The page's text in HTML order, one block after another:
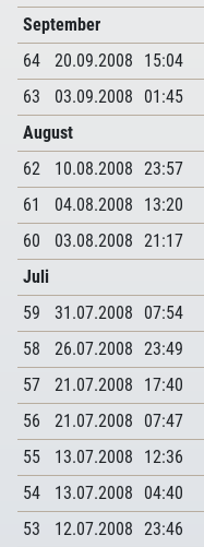
September
64
20.09.2008 15:04
63
03.09.2008 01:45
August
62
10.08.2008 23:57
61
04.08.2008 13:20
60
03.08.2008 21:17
Juli
59
31.07.2008 07:54
58
26.07.2008 23:49
57
21.07.2008 17:40
56
21.07.2008 07:47
55
13.07.2008 12:36
54
13.07.2008 04:40
53
12.07.2008 23:46